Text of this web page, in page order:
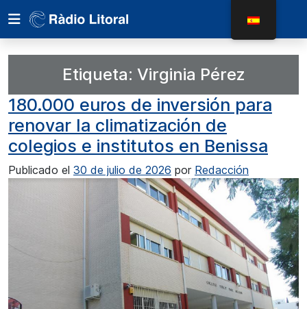
Etiqueta: Virginia Pérez
180.000 euros de inversión para
renovar la climatización de
colegios e institutos en Benissa
Publicado el 30 de julio de 2026 por Redacción